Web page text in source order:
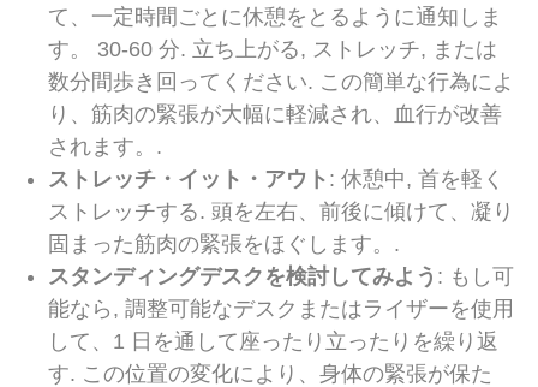
て、一定時間ごとに休憩をとるように通知しま
す。 30-60 分. 立ち上がる, ストレッチ, または
数分間歩き回ってください. この簡単な行為によ
り、筋肉の緊張が大幅に軽減され、血行が改善
されます。.
ストレッチ・イット・アウト : 休憩中, 首を軽く
ストレッチする. 頭を左右、前後に傾けて、凝り
固まった筋肉の緊張をほぐします。.
スタンディングデスクを検討してみよう : もし可
能なら, 調整可能なデスクまたはライザーを使用
して、1 日を通して座ったり立ったりを繰り返
す. この位置の変化により、身体の緊張が保た